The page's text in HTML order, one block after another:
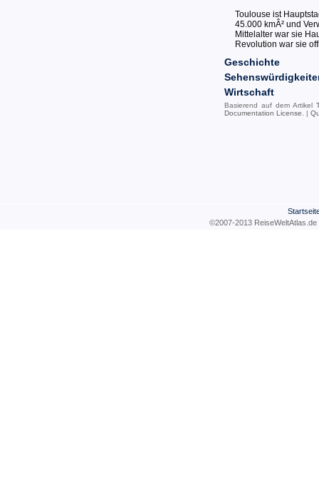
Toulouse ist
45.000 kmÂ² und
Mittelalter war sie
Revolution war sie
Geschichte
Wirtschaft
Basierend auf dem Artikel
Documentation License . |
©2007-2013